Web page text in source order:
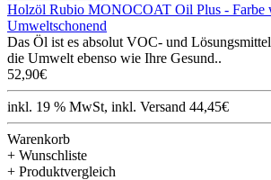
Holzöl Rubio MONOCOAT Oil Plus - Farbe
Umweltschonend
Das Öl ist es absolut VOC- und
die Umwelt ebenso wie Ihre Gesund..
52,90€
inkl. 19 % MwSt, inkl. Versand 44,45€
Warenkorb
+ Wunschliste
+ Produktvergleich